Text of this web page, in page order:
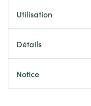
Utilisation
Détails
Notice